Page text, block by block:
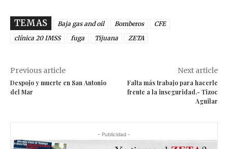
TEMAS Baja gas and oil Bomberos
CFE
clínica 20 IMSS
fuga Tijuana ZETA
Previous article
Despojo y muerte en San Antonio
del Mar
Next article
Falta más trabajo para hacerle
frente a la inseguridad.- Tizoc
Aguilar
- Publicidad -